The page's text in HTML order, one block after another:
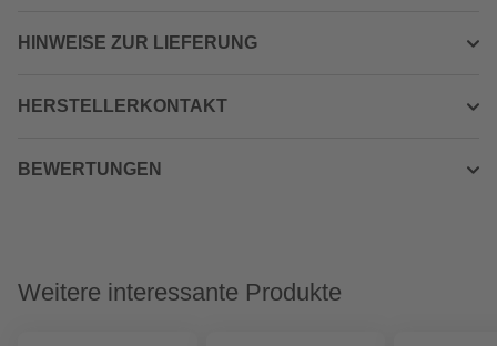
HINWEISE ZUR LIEFERUNG
HERSTELLERKONTAKT
BEWERTUNGEN
Weitere interessante Produkte